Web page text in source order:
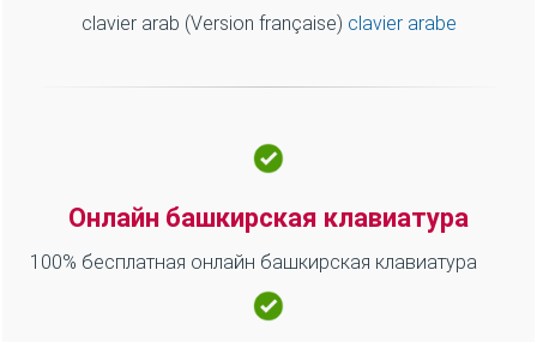
башкирские буквы и у кого не имеет клавиатуры на
браузерами и со всеми компьютерами (pc,
Macintosh, Windows и Linux) планшетами и
мобильными телефонами (смартфон, iPhone, Android),
без установки приложения.
Башкирская клавиатура и другие